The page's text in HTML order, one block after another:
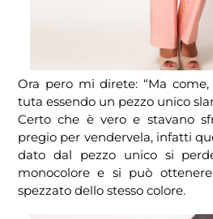
Ora pero mi direte: “Ma
tuta essendo un pezzo unico
Certo che è vero e stavano
pregio per vendervela, infatti
dato dal pezzo unico si
monocolore e si può
spezzato dello stesso colore.